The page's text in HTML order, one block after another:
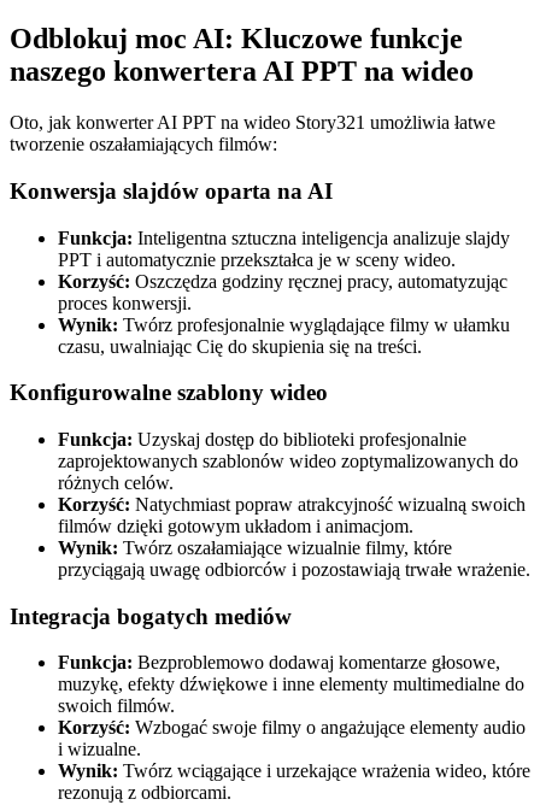
Odblokuj moc AI: Kluczowe funkcje
naszego konwertera AI PPT na wideo
Oto, jak konwerter AI PPT na wideo Story321 umożliwia łatwe
tworzenie oszałamiających filmów:
Konwersja slajdów oparta na AI
Funkcja: Inteligentna sztuczna inteligencja analizuje slajdy
PPT i automatycznie przekształca je w sceny wideo.
Korzyść: Oszczędza godziny ręcznej pracy, automatyzując
proces konwersji.
Wynik: Twórz profesjonalnie wyglądające filmy w ułamku
czasu, uwalniając Cię do skupienia się na treści.
Konfigurowalne szablony wideo
Funkcja: Uzyskaj dostęp do biblioteki profesjonalnie
zaprojektowanych szablonów wideo zoptymalizowanych do
różnych celów.
Korzyść: Natychmiast popraw atrakcyjność wizualną swoich
filmów dzięki gotowym układom i animacjom.
Wynik: Twórz oszałamiające wizualnie filmy, które
przyciągają uwagę odbiorców i pozostawiają trwałe wrażenie.
Integracja bogatych mediów
Funkcja: Bezproblemowo dodawaj komentarze głosowe,
muzykę, efekty dźwiękowe i inne elementy multimedialne do
swoich filmów.
Korzyść: Wzbogać swoje filmy o angażujące elementy audio
i wizualne.
Wynik: Twórz wciągające i urzekające wrażenia wideo, które
rezonują z odbiorcami.